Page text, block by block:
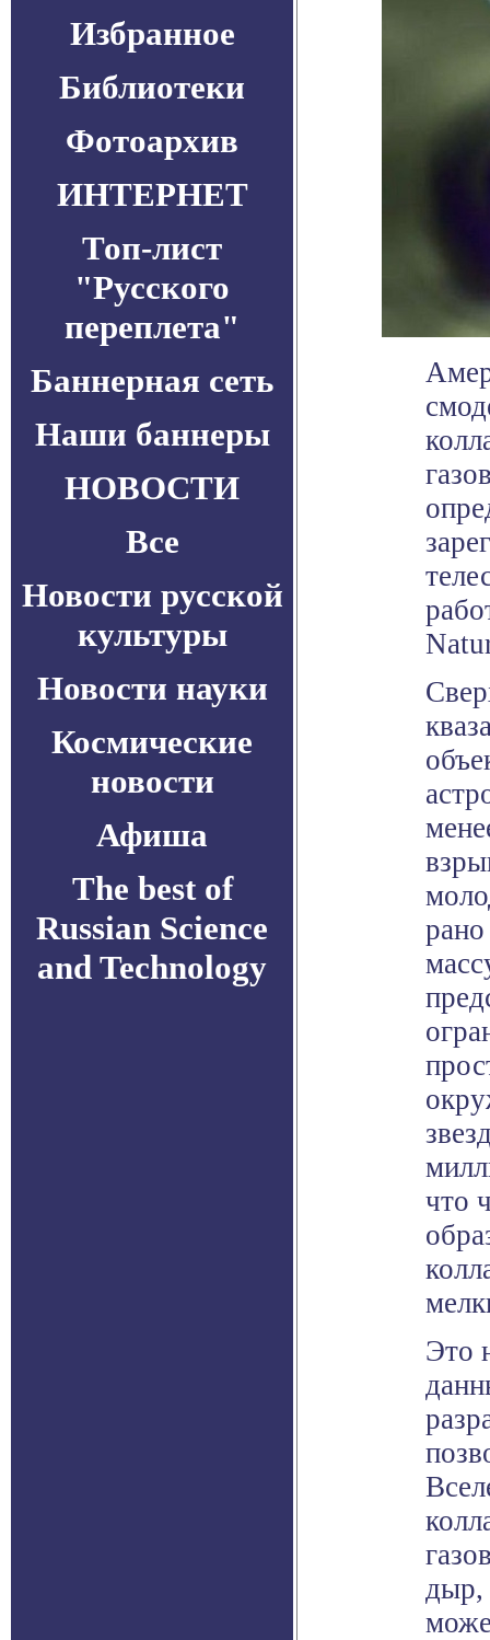
Избранное
Библиотеки
Фотоархив
ИНТЕРНЕТ
Топ-лист
"Русского
переплета"
Баннерная сеть
Наши баннеры
НОВОСТИ
Все
Новости русской
культуры
Новости науки
Космические
новости
Афиша
The best of
Russian Science
and Technology
что
Это
дыр,